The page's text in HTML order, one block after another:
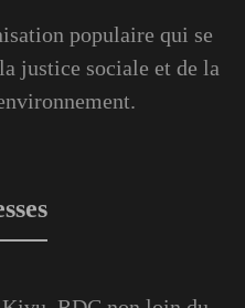
populaire qui se
justice sociale et de la